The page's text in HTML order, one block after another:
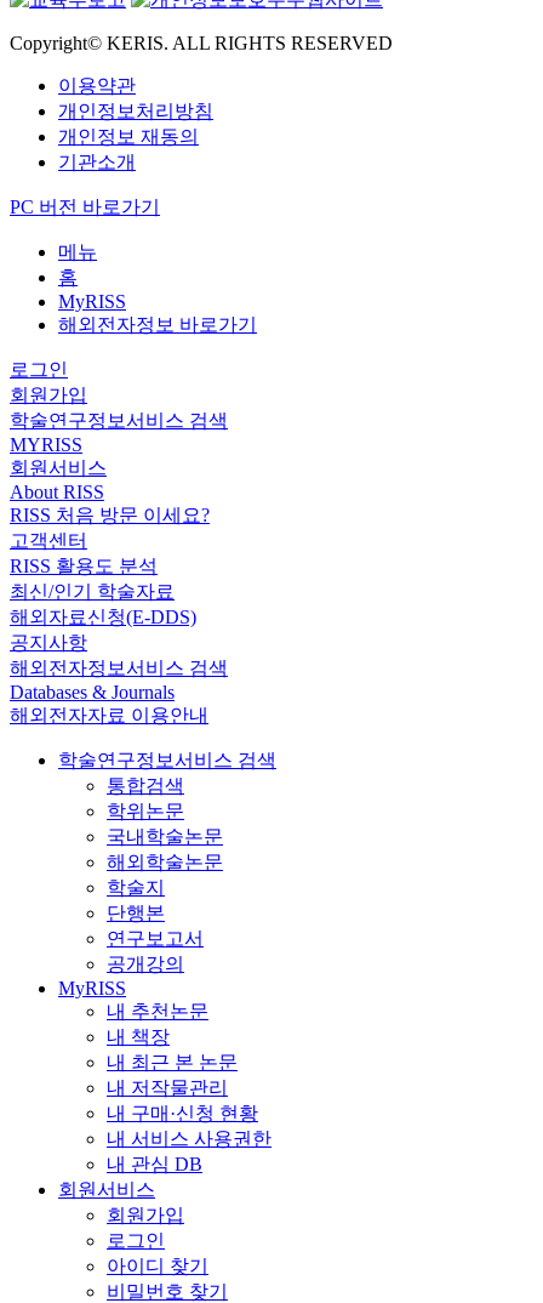
Copyright© KERIS. ALL RIGHTS RESERVED
이용약관
개인정보처리방침
개인정보 재동의
기관소개
PC 버전 바로가기
메뉴
홈
MyRISS
해외전자정보 바로가기
로그인
회원가입
학술연구정보서비스 검색
MYRISS
회원서비스
About RISS
RISS 처음 방문 이세요?
고객센터
RISS 활용도 분석
최신/인기 학술자료
해외자료신청(E-DDS)
공지사항
해외전자정보서비스 검색
Databases & Journals
해외전자자료 이용안내
학술연구정보서비스 검색
통합검색
학위논문
국내학술논문
해외학술논문
학술지
단행본
연구보고서
공개강의
MyRISS
내 추천논문
내 책장
내 최근 본 논문
내 저작물관리
내 구매·신청 현황
내 서비스 사용권한
내 관심 DB
회원서비스
회원가입
로그인
아이디 찾기
비밀번호 찾기